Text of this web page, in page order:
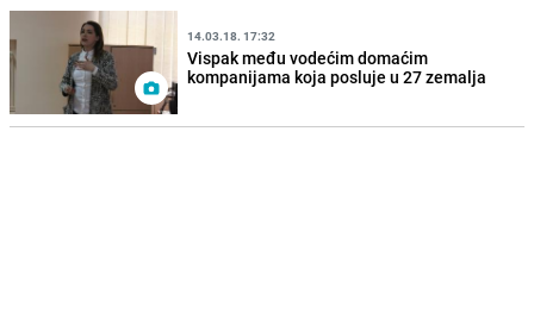
14.03.18. 17:32
Vispak među vodećim domaćim
kompanijama koja posluje u 27 zemalja